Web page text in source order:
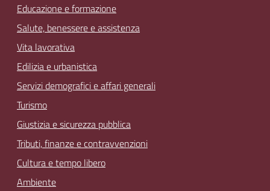
Educazione e formazione
Salute, benessere e assistenza
Vita lavorativa
Edilizia e urbanistica
Servizi demografici e affari generali
Turismo
Giustizia e sicurezza pubblica
Tributi, finanze e contravvenzioni
Cultura e tempo libero
Ambiente